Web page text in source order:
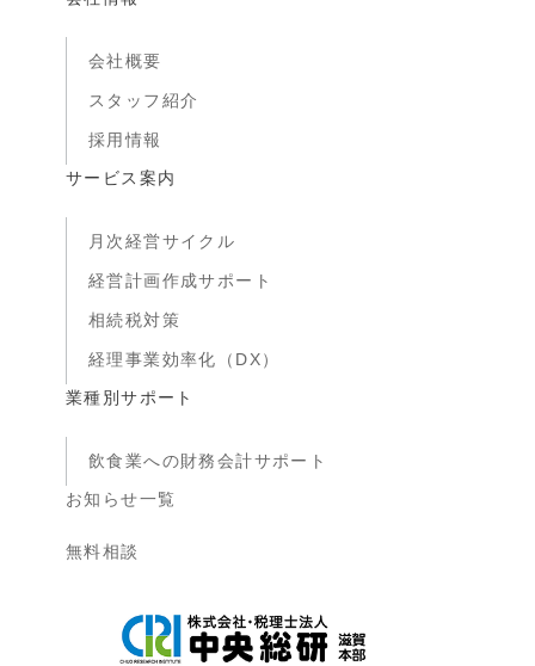
会社概要
スタッフ紹介
採用情報
サービス案内
月次経営サイクル
経営計画作成サポート
相続税対策
経理事業効率化（DX）
業種別サポート
飲食業への財務会計サポート
お知らせ一覧
無料相談